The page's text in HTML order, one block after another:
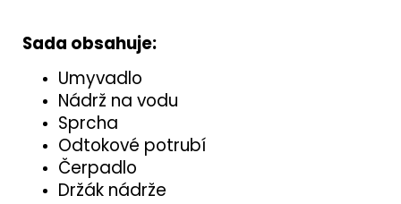
Sada obsahuje:
Umyvadlo
Nádrž na vodu
Sprcha
Odtokové potrubí
Čerpadlo
Držák nádrže